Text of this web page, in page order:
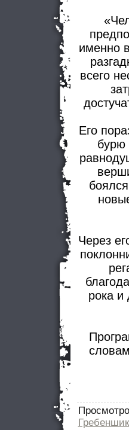
именно
всего
Его
бурю
Через
рока и